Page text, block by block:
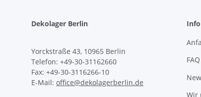
Dekolager Berlin
Yorckstraße 43, 10965 Berlin
Telefon: +49-30-31162660
Fax: +49-30-3116266-10
E-Mail: office@dekolagerberlin.de
FAQ
Wir